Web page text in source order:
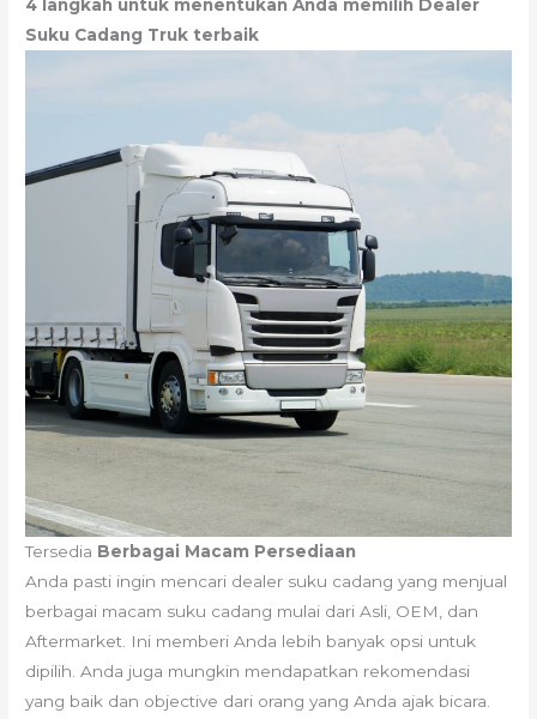
4 langkah untuk menentukan Anda memilih Dealer
Suku Cadang Truk terbaik
Tersedia Berbagai Macam Persediaan
Anda pasti ingin mencari dealer suku cadang yang menjual
berbagai macam suku cadang mulai dari Asli, OEM, dan
Aftermarket. Ini memberi Anda lebih banyak opsi untuk
dipilih. Anda juga mungkin mendapatkan rekomendasi
yang baik dan objective dari orang yang Anda ajak bicara.